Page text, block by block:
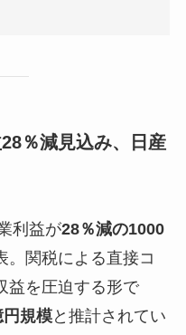
％減見込み、日産
利益が28％減の1000
。関税による直接コ
益を圧迫する形で
規模と推計されてい